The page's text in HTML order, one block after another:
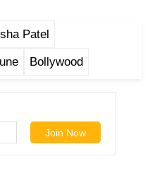
Patel
Bollywood